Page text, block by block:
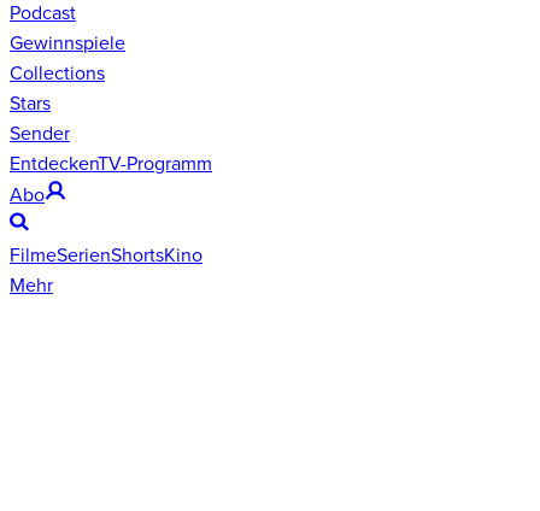
Podcast
Gewinnspiele
Collections
Stars
Sender
EntdeckenTV-Programm
Abo
FilmeSerienShortsKino
Mehr